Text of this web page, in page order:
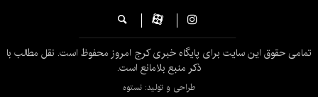
تمامی حقوق این سایت برای پایگاه خبری کرج امروز محفوظ است. نقل مطالب با
ذکر منبع بلامانع است.
طراحی و تولید: نستوه